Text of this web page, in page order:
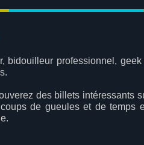
bidouilleur professionnel, geek
des billets intéressants
de gueules et de temps